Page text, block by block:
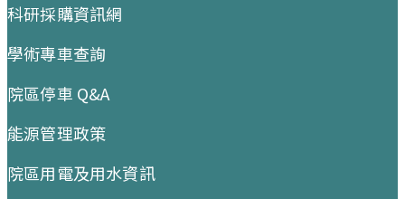
科研採購資訊網
學術專車查詢
院區停車 Q&A
能源管理政策
院區用電及用水資訊